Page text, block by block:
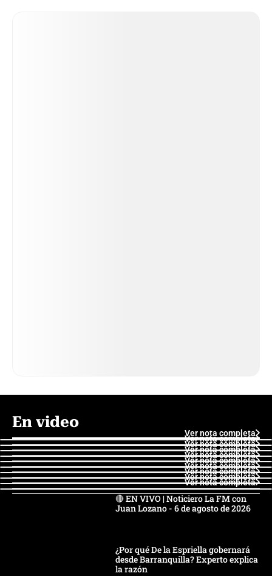
En video
Ver nota completa
Ver nota completa
Ver nota completa
Ver nota completa
Ver nota completa
Ver nota completa
Ver nota completa
Ver nota completa
Ver nota completa
Ver nota completa
🔴 EN VIVO | Noticiero La FM con
Juan Lozano - 6 de agosto de 2026
¿Por qué De la Espriella gobernará
desde Barranquilla? Experto explica
la razón